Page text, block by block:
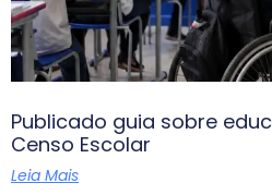
Publicado guia sobre
Censo Escolar
Leia Mais